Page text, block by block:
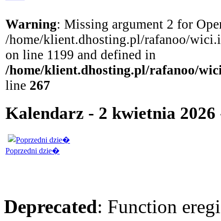
Warning: Missing argument 2 for
/home/klient.dhosting.pl/rafanoo/
on line 1199 and defined in
/home/klient.dhosting.pl/rafanoo/
line 267
Kalendarz - 2 kwietnia
Poprzedni dzie�
Deprecated: Function